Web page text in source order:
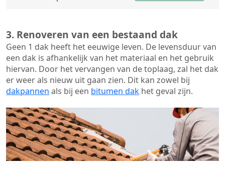
3. Renoveren van een bestaand dak
Geen 1 dak heeft het eeuwige leven. De levensduur van
een dak is afhankelijk van het materiaal en het gebruik
hiervan. Door het vervangen van de toplaag, zal het dak
er weer als nieuw uit gaan zien. Dit kan zowel bij
dakpannen als bij een bitumen dak het geval zijn.